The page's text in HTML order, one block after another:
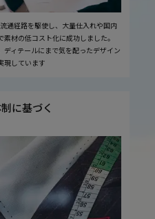
通経路を駆使し、大量仕入れや国内
材の低コスト化に成功しました。
ィテールにまで気を配ったデザイン
現しています
に基づく